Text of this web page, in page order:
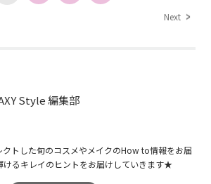
Next
Style 編集部
クトした旬のコスメやメイクのHow to情報をお届
けるキレイのヒントをお届けしていきます★